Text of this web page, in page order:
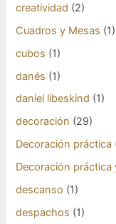
creatividad (2)
Cuadros y Mesas (1)
cubos (1)
danés (1)
daniel libeskind (1)
decoración (29)
Decoración práctica
Decoración práctica
descanso (1)
despachos (1)